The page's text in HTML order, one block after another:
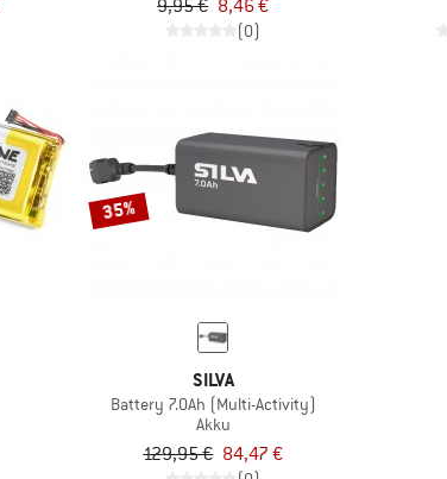
9,95 € 8,46 €
(0)
35%
SILVA
Battery 7.0Ah (Multi-Activity)
Akku
129,95 € 84,47 €